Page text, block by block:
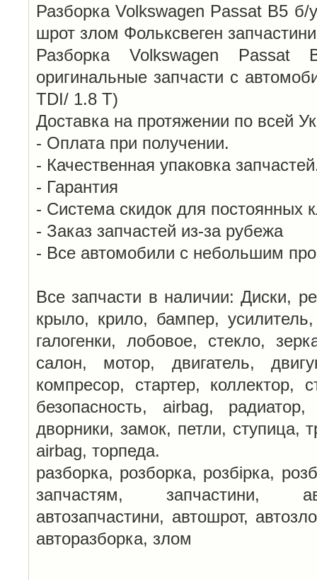
Разборка Volkswagen Passat B5 б/
шрот злом Фольксвеген
Разборка Volkswagen Passat
оригинальные запчасти с
TDI/ 1.8 T)
Доставка на протяжении по всей
- Оплата при получении.
- Качественная упаковка
- Гарантия
- Система скидок для постоянных
- Заказ запчастей из-за рубежа
- Все автомобили с небольшим
Все запчасти в наличии: Диски,
крыло, крило, бампер,
галогенки, лобовое, стекло,
салон, мотор, двигатель,
компресор, стартер, коллектор,
безопасность, airbag,
дворники, замок, петли, ступица,
airbag, торпеда.
разборка, розборка, розбірка,
запчастям, запчастини,
автозапчастини, автошрот,
авторазборка, злом